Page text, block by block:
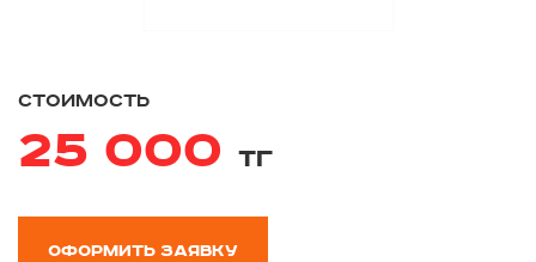
стоимость
25 000 тг
оформить заявку